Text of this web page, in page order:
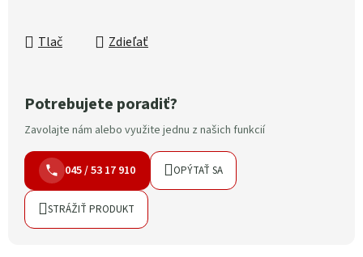
Tlač Zdieľať
Potrebujete poradiť?
Zavolajte nám alebo využite jednu z našich funkcií
045 / 53 17 910 OPÝTAŤ SA
STRÁŽIŤ PRODUKT